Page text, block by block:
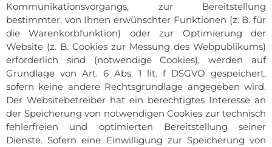
Kommunikationsvorgangs, zur Bereitstellung
bestimmter, von Ihnen erwünschter Funktionen (z. B. für
die Warenkorbfunktion) oder zur Optimierung der
Website (z. B. Cookies zur Messung des Webpublikums)
erforderlich sind (notwendige Cookies), werden auf
Grundlage von Art. 6 Abs. 1 lit. f DSGVO gespeichert,
sofern keine andere Rechtsgrundlage angegeben wird.
Der Websitebetreiber hat ein berechtigtes Interesse an
der Speicherung von notwendigen Cookies zur technisch
fehlerfreien und optimierten Bereitstellung seiner
Dienste. Sofern eine Einwilligung zur Speicherung von